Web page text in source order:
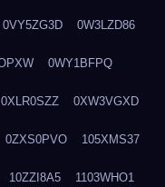
0VY5ZG3D 0W3LZD86
0WY1BFPQ
0XLR0SZZ 0XW3VGXD
0ZXS0PVO 105XMS37
10ZZI8A5 1103WHO1